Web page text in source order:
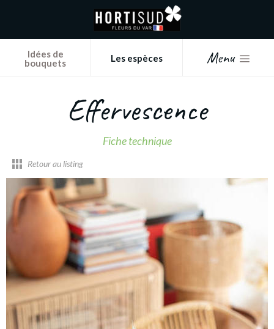
Idées de
bouquets
Les espèces Menu
Effervescence
Fiche technique
Retour au listing